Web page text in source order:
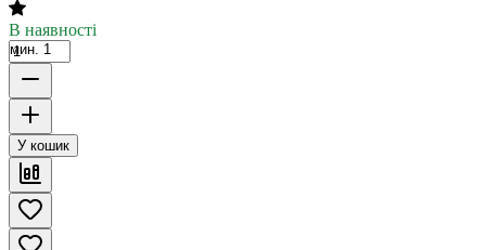
В наявності
мин. 1
У кошик